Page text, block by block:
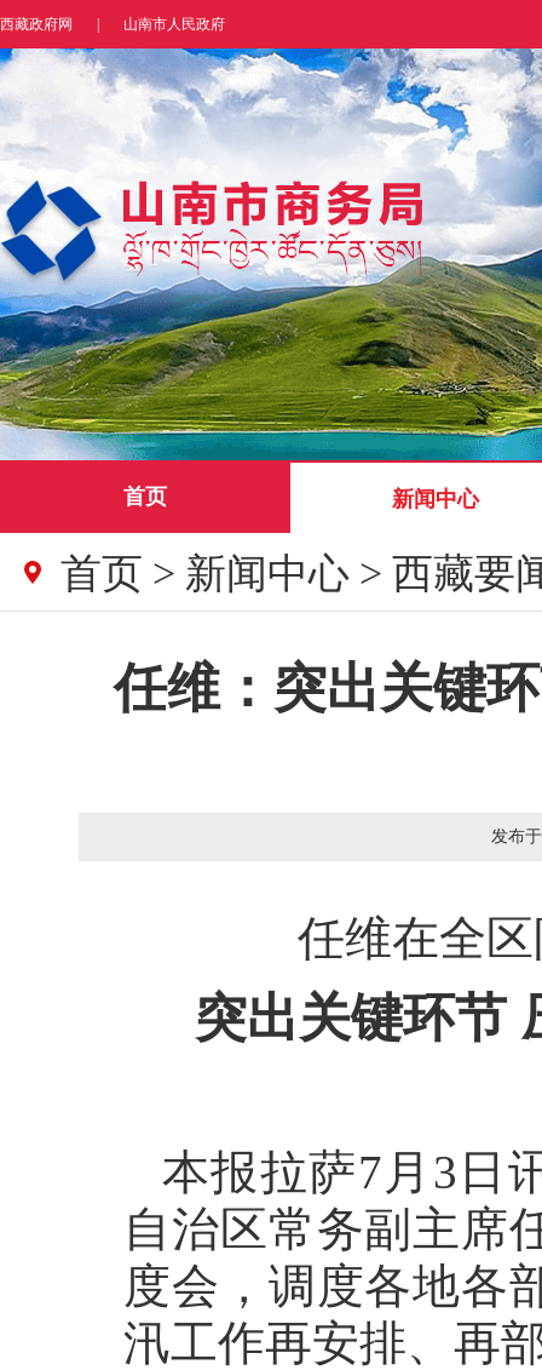
西藏政府网 山南市人民政府
首页 新闻中心
首页 > 新闻中心 > 西藏要
任维：突出关键
发布
任维在全
突出关键环节
本报拉萨7月3日
自治区常务副主席
度会，调度各地各
汛工作再安排、再